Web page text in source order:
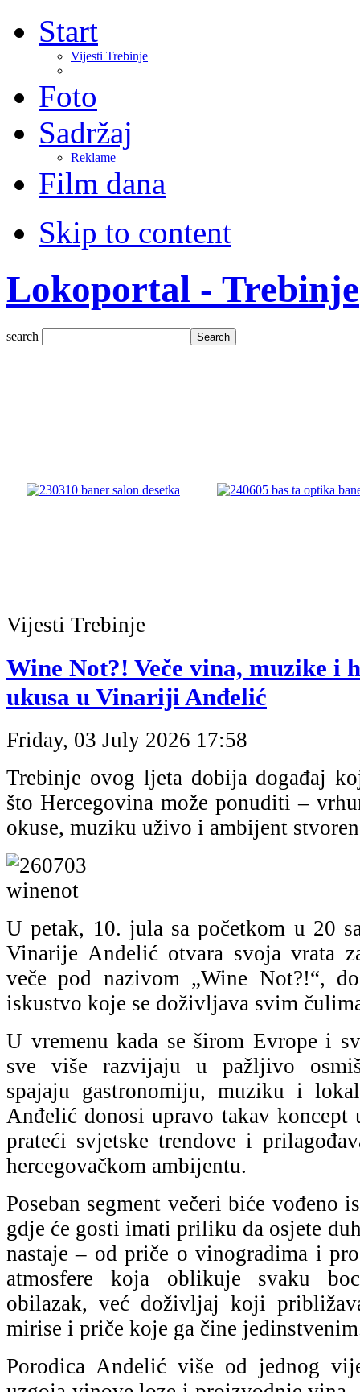
Start
Vijesti Trebinje
Foto
Sadržaj
Reklame
Film dana
Skip to content
Lokoportal - Trebinje
search
Vijesti Trebinje
Wine Not?! Veče vina, muzike i
ukusa u Vinariji Anđelić
Friday, 03 July 2026 17:58
Trebinje ovog ljeta dobija događaj
što Hercegovina može ponuditi –
okuse, muziku uživo i ambijent
U petak, 10. jula sa početkom u 20
Vinarije Anđelić otvara svoja vrata
veče pod nazivom „Wine Not?!“,
iskustvo koje se doživljava svim
U vremenu kada se širom Evrope i
sve više razvijaju u pažljivo
spajaju gastronomiju, muziku i
Anđelić donosi upravo takav koncept
prateći svjetske trendove i
hercegovačkom ambijentu.
Poseban segment večeri biće vođeno
gdje će gosti imati priliku da osjete
nastaje – od priče o vinogradima i
atmosfere koja oblikuje svaku
obilazak, već doživljaj koji
mirise i priče koje ga čine
Porodica Anđelić više od jednog